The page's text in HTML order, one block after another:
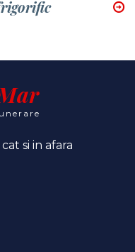
si in afara